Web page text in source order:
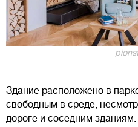
Здание расположено в
свободным в среде,
дороге и соседним